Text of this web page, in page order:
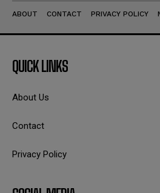
ABOUT CONTACT PRIVACY POLICY
QUICK LINKS
About Us
Contact
Privacy Policy